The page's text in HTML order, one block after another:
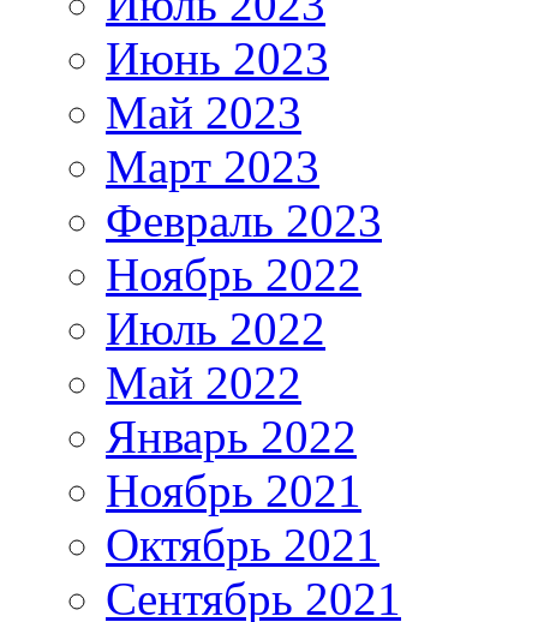
Июнь 2023
Май 2023
Март 2023
Февраль 2023
Ноябрь 2022
Июль 2022
Май 2022
Январь 2022
Ноябрь 2021
Октябрь 2021
Сентябрь 2021